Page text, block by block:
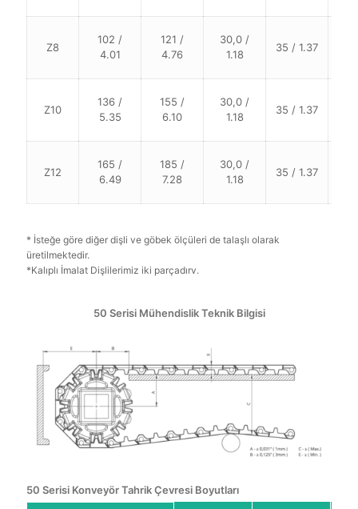
Z8
102 /
4.01
121 /
4.76
30,0 /
1.18
35 / 1.37
Z10
136 /
5.35
155 /
6.10
30,0 /
1.18
35 / 1.37
Z12
165 /
6.49
185 /
7.28
30,0 /
1.18
35 / 1.37
* İsteğe göre diğer dişli ve göbek ölçüleri de talaşlı olarak
üretilmektedir.
*Kalıplı İmalat Dişlilerimiz iki parçadırv.
50 Serisi Mühendislik Teknik Bilgisi
50 Serisi Konveyör Tahrik Çevresi Boyutları